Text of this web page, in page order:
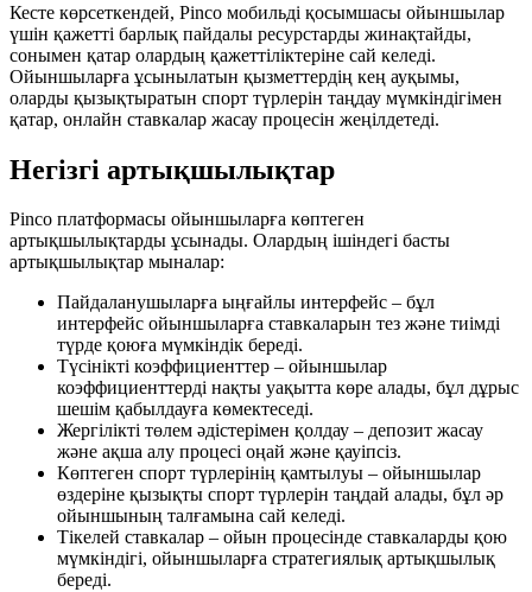
Кесте көрсеткендей, Pinco мобильді қосымшасы ойыншылар
үшін қажетті барлық пайдалы ресурстарды жинақтайды,
сонымен қатар олардың қажеттіліктеріне сай келеді.
Ойыншыларға ұсынылатын қызметтердің кең ауқымы,
оларды қызықтыратын спорт түрлерін таңдау мүмкіндігімен
қатар, онлайн ставкалар жасау процесін жеңілдетеді.
Негізгі артықшылықтар
Pinco платформасы ойыншыларға көптеген
артықшылықтарды ұсынады. Олардың ішіндегі басты
артықшылықтар мыналар:
Пайдаланушыларға ыңғайлы интерфейс – бұл
интерфейс ойыншыларға ставкаларын тез және тиімді
түрде қоюға мүмкіндік береді.
Түсінікті коэффициенттер – ойыншылар
коэффициенттерді нақты уақытта көре алады, бұл дұрыс
шешім қабылдауға көмектеседі.
Жергілікті төлем әдістерімен қолдау – депозит жасау
және ақша алу процесі оңай және қауіпсіз.
Көптеген спорт түрлерінің қамтылуы – ойыншылар
өздеріне қызықты спорт түрлерін таңдай алады, бұл әр
ойыншының талғамына сай келеді.
Тікелей ставкалар – ойын процесінде ставкаларды қою
мүмкіндігі, ойыншыларға стратегиялық артықшылық
береді.